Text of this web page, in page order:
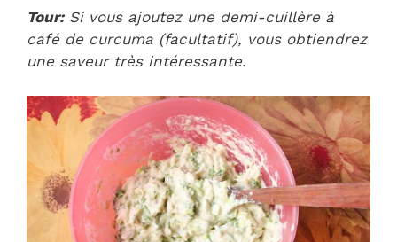
Tour:Si vous ajoutez une demi-cuillère à
café de curcuma (facultatif), vous obtiendrez
une saveur très intéressante.